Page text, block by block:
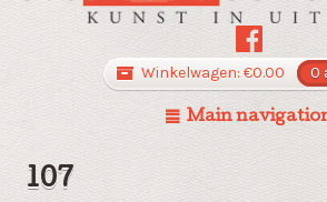
Winkelwagen: €0.00 0
Main
107